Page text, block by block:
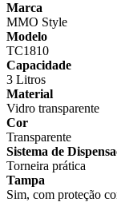
Marca
MMO Style
Modelo
TC1810
Capacidade
3 Litros
Material
Vidro transparente
Cor
Transparente
Sistema de
Torneira prática
Tampa
Sim, com proteção